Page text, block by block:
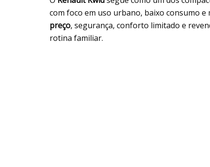
com foco em uso urbano, baixo consumo
preço, segurança, conforto limitado e
rotina familiar.